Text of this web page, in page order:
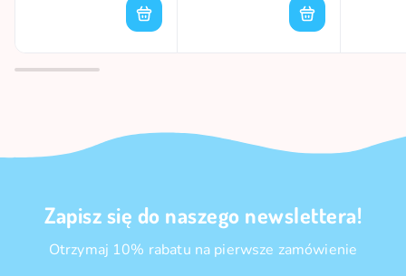
Zapisz się do naszego newslettera!
Otrzymaj 10% rabatu na pierwsze zamówienie